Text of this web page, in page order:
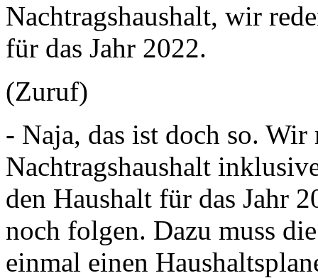
Nachtragshaushalt, wir
für das Jahr 2022.
(Zuruf)
- Naja, das ist doch so. Wir
Nachtragshaushalt
den Haushalt für das Jahr
noch folgen. Dazu muss
einmal einen